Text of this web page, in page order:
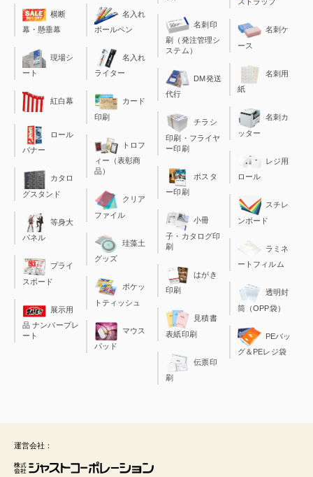
横断
幕・懸垂幕
現場シ
ート
紅白幕
ロール
バナー
カタロ
グスタンド
等身大
パネル
プライ
スボード
展示用
品 ナンバープレ
ート
名入れ
ボールペン
名入れ
ライター
カード
印刷
トロフ
ィー（表彰商
品）
クリア
ファイル
珪藻土
グッズ
ポケッ
トティッシュ
マウス
パッド
名刺印
刷（発注管理シ
ステム）
DM発送
代行
チラシ
印刷・フライヤ
ー印刷
ポスタ
ー印刷
小冊
子・カタログ印
刷
はがき
印刷
見積書
表紙印刷
伝票印
刷
名刺ケ
ース
名刺用
紙
名刺カ
ッター
レジ用
ロール
スチレ
ンボード
ラミネ
ートフィルム
透明封
筒（OPP袋）
PEバッ
グ＆PEレジ袋
運営会社：